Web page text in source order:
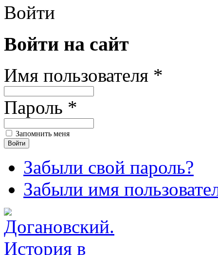
Войти
Войти на сайт
Имя пользователя *
Пароль *
Запомнить меня
Забыли свой пароль?
Забыли имя